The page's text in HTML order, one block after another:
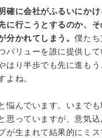
確に会社がふるいにか
に行こうとするのか、
分かれてしまう。僕た
バリューを誰に提供して
はり半歩でも先に進も
ね。
悩んでいます。いまで
思っていますが、意気
が生まれて結果的にミ